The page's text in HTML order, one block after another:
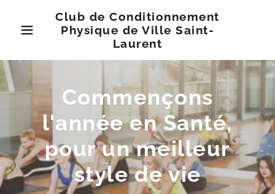
Club de Conditionnement
Physique de Ville Saint-
Laurent
Commençons
l'année en Santé,
pour un meilleur
style de vie